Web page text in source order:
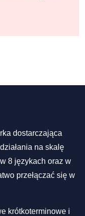
dostarczająca
na skalę
8 językach oraz w
przełączać się w
krótkoterminowe i